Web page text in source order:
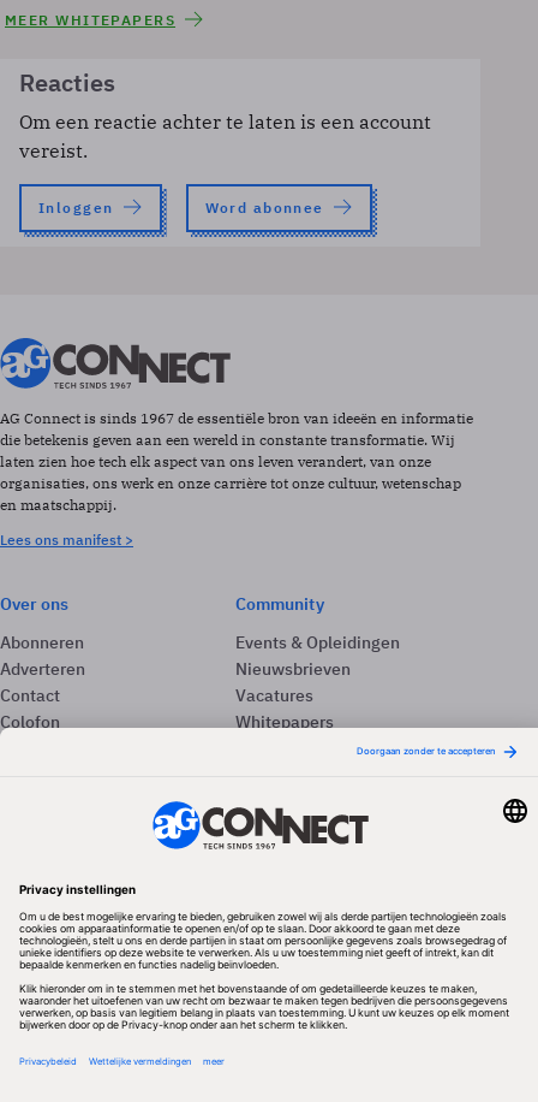
MEER WHITEPAPERS
Reacties
Om een reactie achter te laten is een account
vereist.
Inloggen Word abonnee
AG Connect is sinds 1967 de essentiële bron van ideeën en informatie
die betekenis geven aan een wereld in constante transformatie. Wij
laten zien hoe tech elk aspect van ons leven verandert, van onze
organisaties, ons werk en onze carrière tot onze cultuur, wetenschap
en maatschappij.
Lees ons manifest >
Over ons
Abonneren
Adverteren
Contact
Colofon
Community
Events & Opleidingen
Nieuwsbrieven
Vacatures
Whitepapers
Redactionele partner
Algemene Voorwaarden & Copyrights